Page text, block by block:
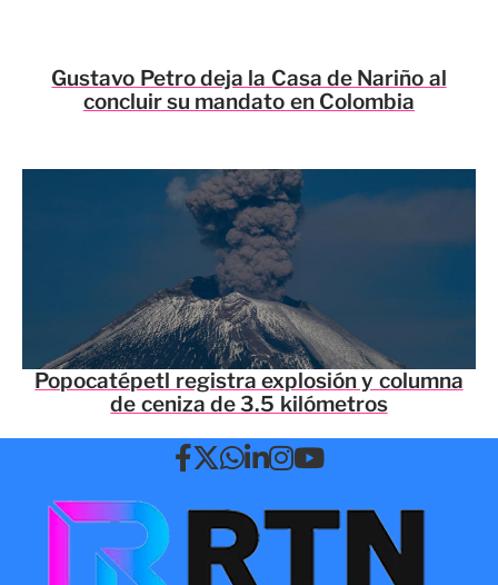
Gustavo Petro deja la Casa de Nariño al
concluir su mandato en Colombia
Popocatépetl registra explosión y columna
de ceniza de 3.5 kilómetros